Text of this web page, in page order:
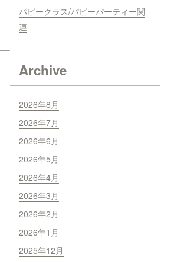
パピークラス/パピーパーティー関
連
Archive
2026年8月
2026年7月
2026年6月
2026年5月
2026年4月
2026年3月
2026年2月
2026年1月
2025年12月